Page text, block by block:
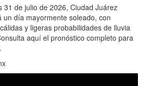
31 de julio de 2026, Ciudad Juárez
un día mayormente soleado, con
y ligeras probabilidades de lluvia
aquí el pronóstico completo para